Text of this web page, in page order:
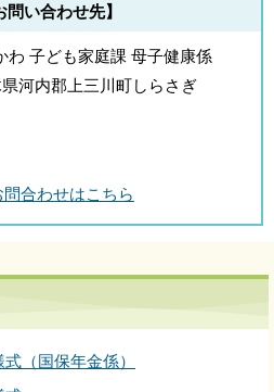
い合わせ先】
わ 子ども家庭課 母子健康係
河内郡上三川町しらさぎ
問合わせはこちら
（国保年金係）